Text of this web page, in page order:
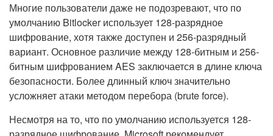
Многие пользователи даже не подозревают, что по
умолчанию Bitlocker использует 128-разрядное
шифрование, хотя также доступен и 256-разрядный
вариант. Основное различие между 128-битным и 256-
битным шифрованием AES заключается в длине ключа
безопасности. Более длинный ключ значительно
усложняет атаки методом перебора (brute force).
Несмотря на то, что по умолчанию используется 128-